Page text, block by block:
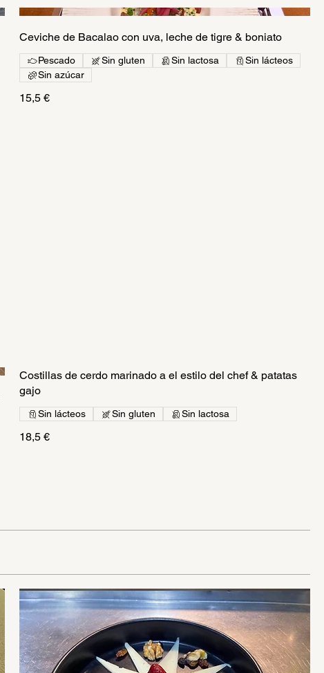
Ceviche de Bacalao con uva, leche de tigre & boniato
15,5 €
Pescado Sin gluten Sin lactosa
Sin lácteos
Sin azúcar
Costillas de cerdo marinado a el estilo del chef & patatas
gajo
18,5 €
Sin lácteos Sin gluten Sin lactosa